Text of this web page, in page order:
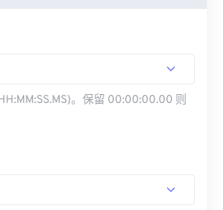
。保留 00:00:00.00 则